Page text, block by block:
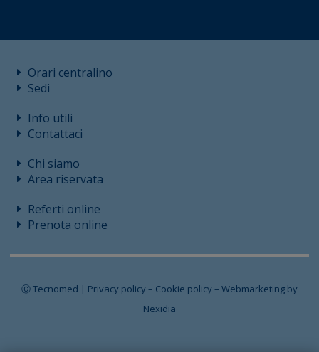
Orari centralino
Sedi
Info utili
Contattaci
Chi siamo
Area riservata
Referti online
Prenota online
Ⓒ Tecnomed | Privacy policy– Cookie policy– Webmarketing by
Nexidia